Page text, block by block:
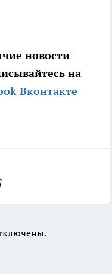
новости
на
Вконтакте